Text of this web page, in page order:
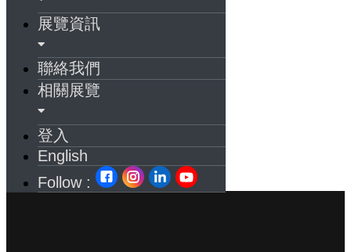
展覽資訊
聯絡我們
相關展覽
登入
English
Follow :